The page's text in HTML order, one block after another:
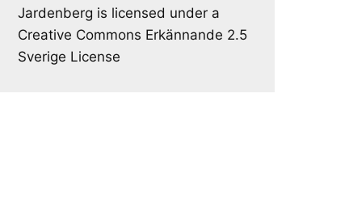
Jardenberg is licensed under a
Creative Commons Erkännande 2.5
Sverige License